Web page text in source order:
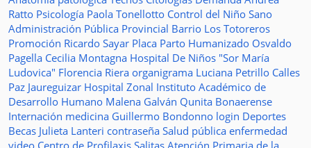
Ratto Psicología Paola Tonellotto Control del Niño Sano
Administración Pública Provincial Barrio Los Totoreros
Promoción Ricardo Sayar Placa Parto Humanizado Osvaldo
Pagella Cecilia Montagna Hospital De Niños "Sor María
Ludovica" Florencia Riera organigrama Luciana Petrillo Calles
Paz Jaureguizar Hospital Zonal Instituto Académico de
Desarrollo Humano Malena Galván Qunita Bonaerense
Internación medicina Guillermo Bondonno login Deportes
Becas Julieta Lanteri contraseña Salud pública enfermedad
video Centro de Profilaxis Salitas Atención Primaria de la